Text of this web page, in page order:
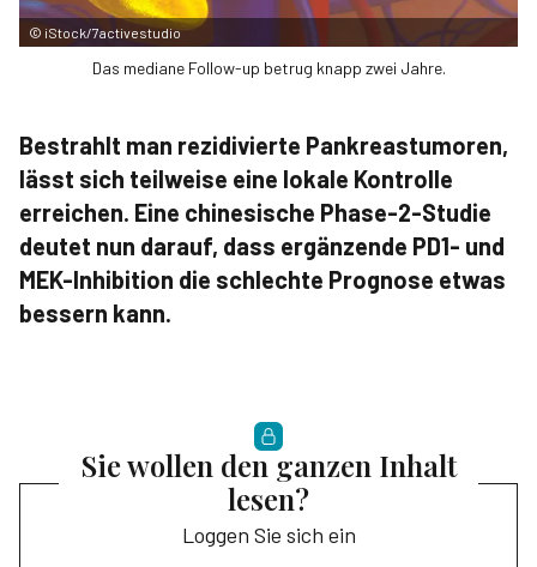
© iStock/7activestudio
Das mediane Follow-up betrug knapp zwei Jahre.
Bestrahlt man rezidivierte Pankreastumoren,
lässt sich teilweise eine lokale Kontrolle
erreichen. Eine chinesische Phase-2-Studie
deutet nun darauf, dass ergänzende PD1- und
MEK-Inhibition die schlechte Prognose etwas
bessern kann.
Sie wollen den ganzen Inhalt
lesen?
Loggen Sie sich ein